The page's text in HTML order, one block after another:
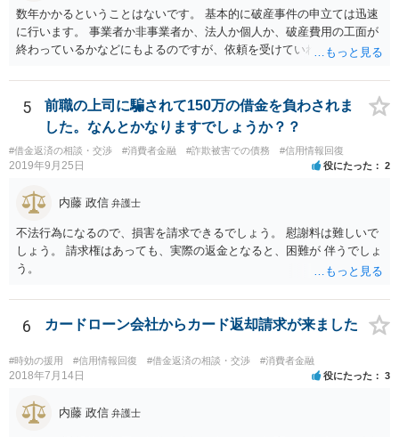
場合が多いです。もっとも，手続き終了後，新たに事業を行うことは
できます。 ・個人再生・破産ともに，裁判所で手続きを進める際に官
報に掲載されます。そのため，第三者に知られる可能性はゼロではあ
りませんが，官報をチェックしている人はほとんどいないと思われる
ため，知られる可能性は低いと思います。なお，戸籍などに載るので
はないかと心配される方がおられますが，そのようなことはありませ
ん。 ＜個人再生のデメリット＞ ・借金が減額されるとはいえ，３年～
５年間は返済を継続する必要がある。 ・所有している財産の価値が大
きい場合，借金が減らない場合がある。 ＜自己破産のデメリット＞ ・
借金の理由が問われ，場合によっては破産が認められない。 ・所有し
きない。 【③の回答】 ３０万円～６０万円程度かと思います。 弁護
て支払いのスケジュールを決めます。 なお，ご依頼後は借金を返済す
る必要はなくなるため，借金の返済に充てていた分を弁護士費用に充
てることが可能です。 【④の回答】 手続上の注意点が多いため，ご自
とをお勧めします。
数年かかるということはないです。 基本的に破産事件の申立ては迅速
に行います。 事業者か非事業者か、法人か個人か、破産費用の工面が
終わっているかなどにもよるのですが、依頼を受けていれば責任が発
険信号・異常信号と思って頂いて結構です。 もし、新しく依頼をされ
る場合は、 スケジュール感を確認してみてください。 ①●月●日受任
通知発送→②１～２か月で返答かえってくる。報告書作成しはじめる
→③さらに１カ月程度をめどに裁判所に破産申立て など教えてくれる
と思います（個人破産で破産費用も確保できている場合の例示なの
で、法人や積み立てが必要な場合はまた変わります。）
5
前職の上司に騙されて150万の借金を負わされま
した。なんとかなりますでしょうか？？
#借金返済の相談・交渉 #消費者金融 #詐欺被害での債務 #信用情報回復
2019年9月25日 役にたった 2
内藤 政信 弁護士
不法行為になるので、損害を請求できるでしょう。 慰謝料は難しいで
しょう。 請求権はあっても、実際の返金となると、困難が 伴うでしょ
う。
6 カードローン会社からカード返却請求が来ました
#時効の援用 #信用情報回復 #借金返済の相談・交渉 #消費者金融
2018年7月14日 役にたった 3
内藤 政信 弁護士